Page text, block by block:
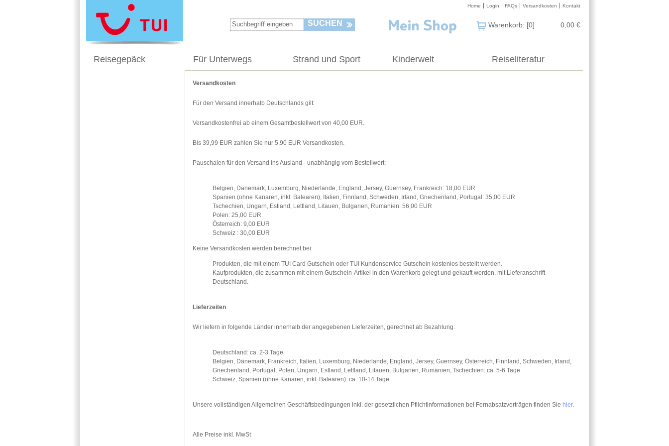
Kontakt
Versandkosten
FAQs
Login
Home
SUCHEN Warenkorb: [0] 0,00 €
Reisegepäck Für Unterwegs Strand und Sport Kinderwelt Reiseliteratur
Versandkosten
Für den Versand innerhalb Deutschlands gilt:
Versandkostenfrei ab einem Gesamtbestellwert von 40,00 EUR.
Bis 39,99 EUR zahlen Sie nur 5,90 EUR Versandkosten.
Pauschalen für den Versand ins Ausland - unabhängig vom Bestellwert:
Belgien, Dänemark, Luxemburg, Niederlande, England, Jersey, Guernsey, Frankreich: 18,00 EUR
Spanien (ohne Kanaren, inkl. Balearen), Italien, Finnland, Schweden, Irland, Griechenland, Portugal: 35,00 EUR
Tschechien, Ungarn, Estland, Lettland, Litauen, Bulgarien, Rumänien: 56,00 EUR
Polen: 25,00 EUR
Österreich: 9,00 EUR
Schweiz : 30,00 EUR
Keine Versandkosten werden berechnet bei:
Produkten, die mit einem TUI Card Gutschein oder TUI Kundenservice Gutschein kostenlos bestellt werden.
Kaufprodukten, die zusammen mit einem Gutschein-Artikel in den Warenkorb gelegt und gekauft werden, mit Lieferanschrift
Deutschland.
Lieferzeiten
Wir liefern in folgende Länder innerhalb der angegebenen Lieferzeiten, gerechnet ab Bezahlung:
Deutschland: ca. 2-3 Tage
Belgien, Dänemark, Frankreich, Italien, Luxemburg, Niederlande, England, Jersey, Guernsey, Österreich, Finnland, Schweden, Irland,
Griechenland, Portugal, Polen, Ungarn, Estland, Lettland, Litauen, Bulgarien, Rumänien, Tschechien: ca. 5-6 Tage
Schweiz, Spanien (ohne Kanaren, inkl. Balearen): ca. 10-14 Tage
Unsere vollständigen Allgemeinen Geschäftsbedingungen inkl. der gesetzlichen Pflichtinformationen bei Fernabsatzverträgen finden Sie hier.
Alle Preise inkl. MwSt